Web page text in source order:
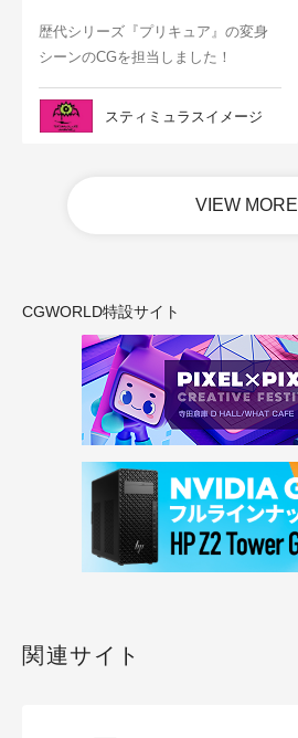
歴代シリーズ『プリキュア』の変身
シーンのCGを担当しました！
スティミュラスイメージ
VIEW MORE
CGWORLD特設サイト
関連サイト